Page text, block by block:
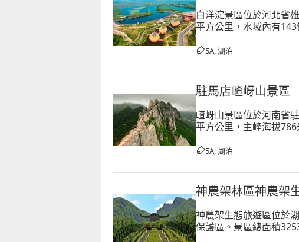
白洋淀景區位於河北省
平方公里，水域內有
南、北地西湖」之譽
5A, 湖泊
駐馬店嵖岈山景區
嵖岈山景區位於河南省
平方公里，主峰海拔
5A, 湖泊
神農架林區神農架
神農架生態旅遊區位於
保護區。景區總面積